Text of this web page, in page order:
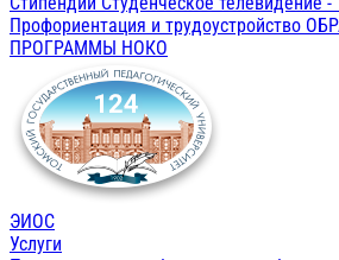
Профориентация и трудоустройство
ПРОГРАММЫ НОКО
ЭИОС
Услуги